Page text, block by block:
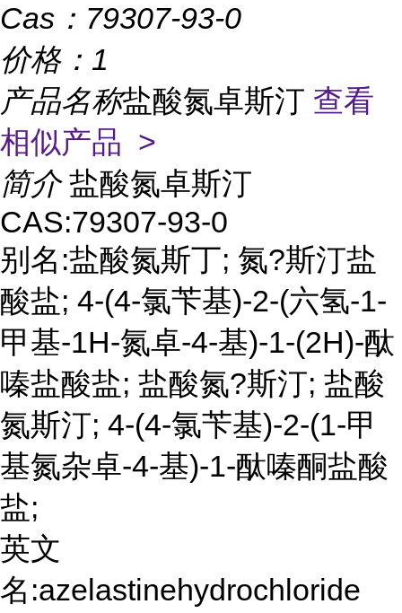
Cas： 79307-93-0
价格： 1
产品名称盐酸氮卓斯汀 查看
相似产品 >
简介 盐酸氮卓斯汀
CAS:79307-93-0
别名:盐酸氮斯丁; 氮?斯汀盐
酸盐; 4-(4-氯苄基)-2-(六氢-1-
甲基-1H-氮卓-4-基)-1-(2H)-酞
嗪盐酸盐; 盐酸氮?斯汀; 盐酸
氮斯汀; 4-(4-氯苄基)-2-(1-甲
基氮杂卓-4-基)-1-酞嗪酮盐酸
盐;
英文
名:azelastinehydrochloride